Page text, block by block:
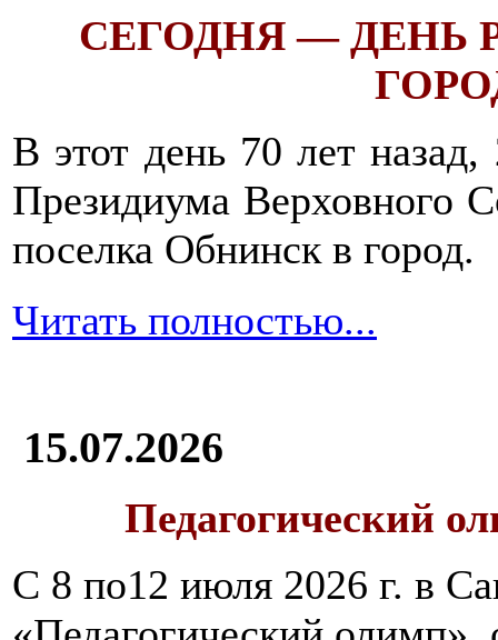
СЕГОДНЯ — ДЕНЬ
В этот день 70 лет
Президиума Верховного
поселка Обнинск в город.
Читать полностью...
15.07.2026
Педагогический
С 8 по12 июля 2026 г. в